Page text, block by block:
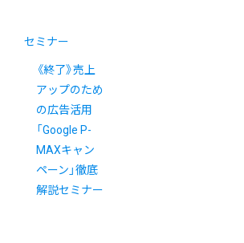
セミナー
《終了》売上
アップのため
の広告活用
「Google P-
MAXキャン
ペーン」徹底
解説セミナー